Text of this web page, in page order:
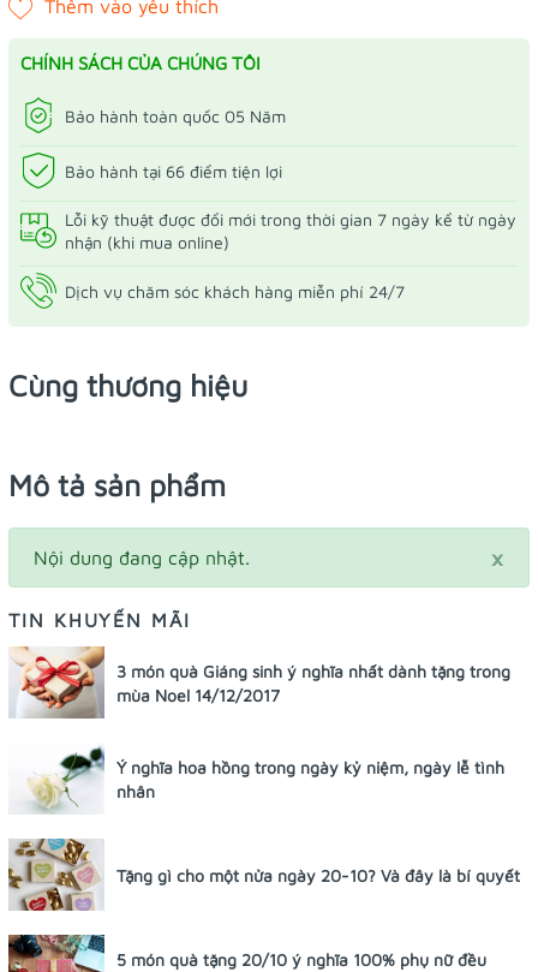
CHÍNH SÁCH CỦA CHÚNG TÔI
Bảo hành toàn quốc 05 Năm
Bảo hành tại 66 điểm tiện lợi
Lỗi kỹ thuật được đổi mới trong thời gian 7 ngày kể từ ngày
nhận (khi mua online)
Dịch vụ chăm sóc khách hàng miễn phí 24/7
Cùng thương hiệu
Mô tả sản phẩm
×
Nội dung đang cập nhật.
TIN KHUYẾN MÃI
3 món quà Giáng sinh ý nghĩa nhất dành tặng trong
mùa Noel 14/12/2017
Ý nghĩa hoa hồng trong ngày kỷ niệm, ngày lễ tình
nhân
Tặng gì cho một nửa ngày 20-10? Và đây là bí quyết
5 món quà tặng 20/10 ý nghĩa 100% phụ nữ đều